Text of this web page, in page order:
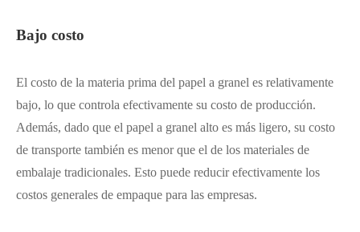
Bajo costo
El costo de la materia prima del papel a granel es relativamente
bajo, lo que controla efectivamente su costo de producción.
Además, dado que el papel a granel alto es más ligero, su costo
de transporte también es menor que el de los materiales de
embalaje tradicionales. Esto puede reducir efectivamente los
costos generales de empaque para las empresas.